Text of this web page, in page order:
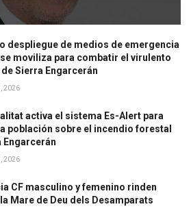
despliegue de medios de emergencia
se moviliza para combatir el virulento
Sierra Engarcerán
2026
activa el sistema Es-Alert para
población sobre el incendio forestal
Engarcerán
2026
CF masculino y femenino rinden
Mare de Deu dels Desamparats